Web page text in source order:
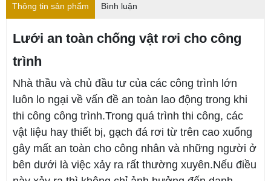
Thông tin sản phẩm Bình luận
Lưới an toàn chống vật rơi cho công
trình
Nhà thầu và chủ đầu tư của các công trình lớn
luôn lo ngại về vấn đề an toàn lao động trong khi
thi công công trình.Trong quá trình thi công, các
vật liệu hay thiết bị, gạch đá rơi từ trên cao xuống
gây mất an toàn cho công nhân và những người ở
bên dưới là việc xảy ra rất thường xuyên.Nếu điều